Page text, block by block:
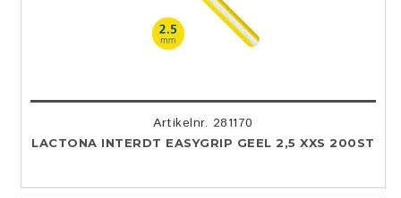
Artikelnr. 281170
LACTONA INTERDT EASYGRIP GEEL 2,5 XXS 200ST